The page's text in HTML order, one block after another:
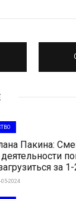
Пакина:
за
05-2024